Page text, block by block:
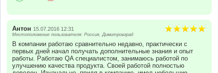
Антон 15.07.2016 12:31
Местоположение пользователя: Россия, Димитровград
В компании работаю сравнительно недавно, практически с
первых дней начал получать дополнительные знания и опыт
работы. Работаю QA специалистом, занимаюсь работой по
улучшению качества продукта. Своей работой полностью